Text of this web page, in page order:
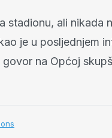
stadionu, ali nikada
je u posljednjem
na Općoj